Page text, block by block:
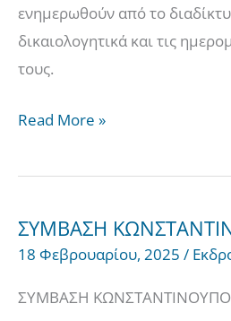
ενημερωθούν από το
δικαιολογητικά και τις
τους.
Read More »
ΣΥΜΒΑΣΗ
18 Φεβρουαρίου, 2025 /
ΣΥΜΒΑΣΗ
ΣΥΜΒΑΣΗ
ΚΩΝΣΤΑΝΤΙΝΟΥΠΟΛΗ